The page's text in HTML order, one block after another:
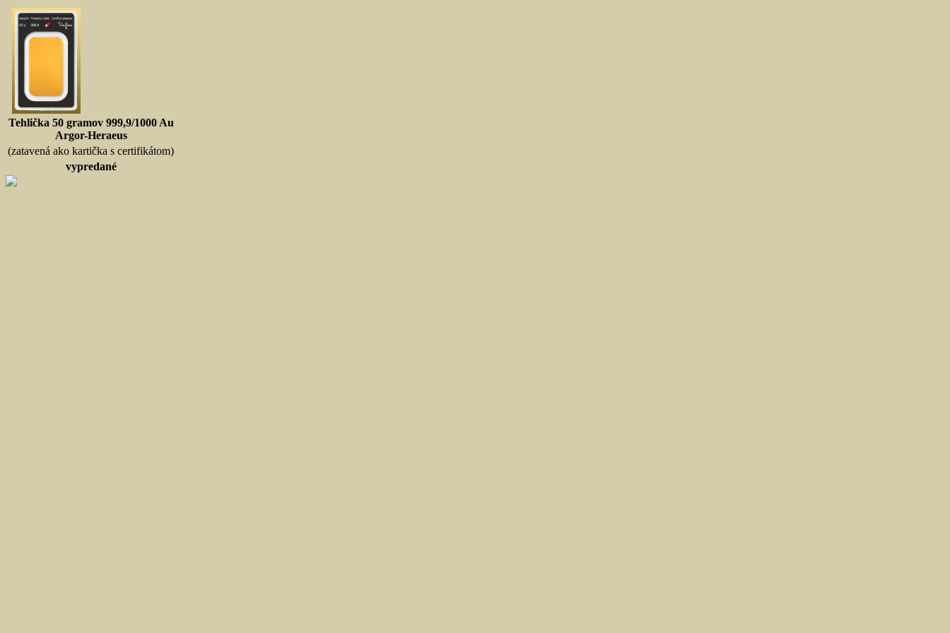
Tehlička 50 gramov 999,9/1000 Au
Argor-Heraeus
(zatavená ako kartička s certifikátom)
vypredané